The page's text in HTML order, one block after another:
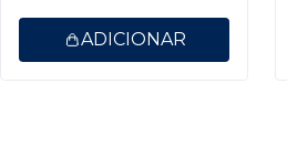
ADICIONAR